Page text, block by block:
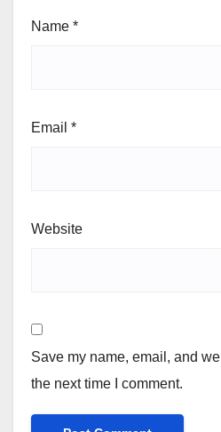
Name *
Email *
Website
Save my name, email, and
the next time I comment.